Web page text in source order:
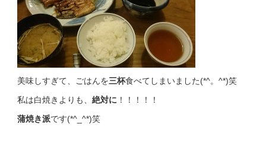
美味しすぎて、ごはんを三杯食べてしまいました(*^。^*)笑
私は白焼きよりも、 絶対に ！！！！！
蒲焼き派です(*^_^*)笑